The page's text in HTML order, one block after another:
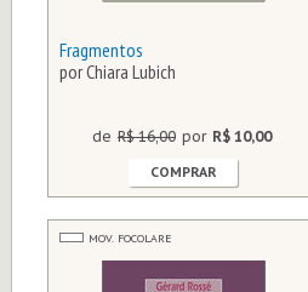
Fragmentos
por Chiara Lubich
de R$ 16,00 por R$ 10,00
COMPRAR
MOV. FOCOLARE